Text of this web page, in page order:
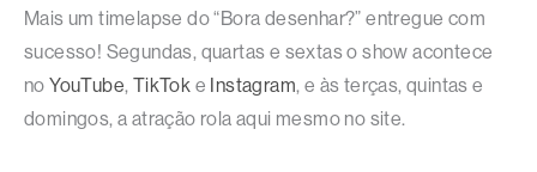
Mais um timelapse do “Bora desenhar?” entregue com
sucesso! Segundas, quartas e sextas o show acontece
noYouTube, TikTok e Instagram, e às terças, quintas e
domingos, a atração rola aqui mesmo no site.